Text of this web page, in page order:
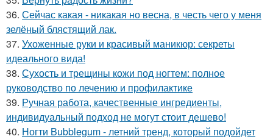
36. Сейчас какая - никакая но весна, в честь чего у меня
зелёный блястящий лак.
37. Ухоженные руки и красивый маникюр: секреты
идеального вида!
38. Сухость и трещины кожи под ногтем: полное
руководство по лечению и профилактике
39. Ручная работа, качественные ингредиенты,
индивидуальный подход не могут стоит дешево!
40. Ногти Bubblegum - летний тренд, который подойдет